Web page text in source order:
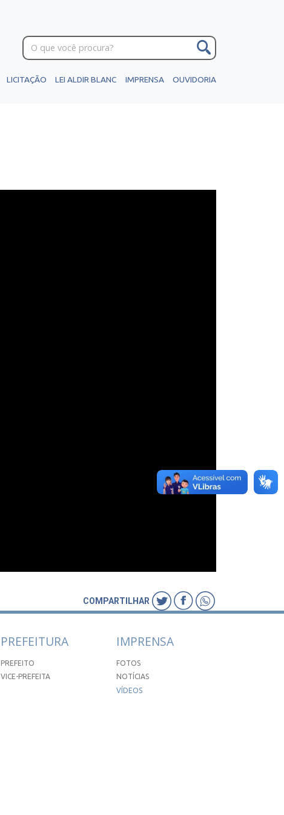
LICITAÇÃO LEI ALDIR BLANC IMPRENSA OUVIDORIA
COMPARTILHAR
PREFEITURA
PREFEITO
VICE-PREFEITA
IMPRENSA
FOTOS
NOTÍCIAS
VÍDEOS